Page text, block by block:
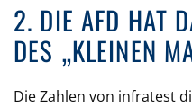
2. DIE AFD HAT
DES „KLEINEN
Die Zahlen von infratest